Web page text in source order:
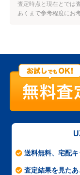
査定時点と現在とでは
あくまで参考程度にお
送料無料、宅配
査定結果を見た